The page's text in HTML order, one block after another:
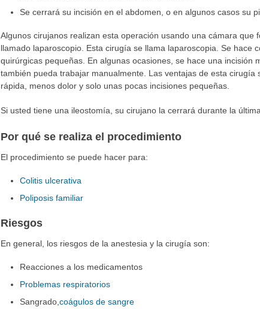
Se cerrará su incisión en el abdomen, o en algunos casos su
Algunos cirujanos realizan esta operación usando una cámara que
llamado laparoscopio. Esta cirugía se llama laparoscopia. Se hace
quirúrgicas pequeñas. En algunas ocasiones, se hace una incisión
también pueda trabajar manualmente. Las ventajas de esta cirugía
rápida, menos dolor y solo unas pocas incisiones pequeñas.
Si usted tiene una ileostomía, su cirujano la cerrará durante la
Por qué se realiza el procedimiento
El procedimiento se puede hacer para:
Colitis ulcerativa
Poliposis familiar
Riesgos
En general, los riesgos de la anestesia y la cirugía son:
Reacciones a los medicamentos
Problemas respiratorios
Sangrado,coágulos de sangre